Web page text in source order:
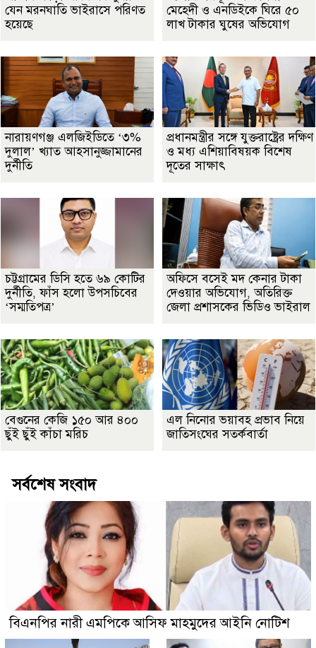
যেন মরনঘাতি ভাইরাসে পরিণত
হয়েছে
মেহেদী ও এনডিইকে ঘিরে ৫০
লাখ টাকার ঘুষের অভিযোগ
নারায়ণগঞ্জ এলজিইডিতে ‘৩%
দুলাল’ খ্যাত আহসানুজ্জামানের
দুর্নীতি
প্রধানমন্ত্রীর সঙ্গে যুক্তরাষ্ট্রের দক্ষিণ
ও মধ্য এশিয়াবিষয়ক বিশেষ
দূতের সাক্ষাৎ
চট্টগ্রামের ডিসি হতে ৬৯ কোটির
দুর্নীতি, ফাঁস হলো উপসচিবের
‘সম্মতিপত্র’
অফিসে বসেই মদ কেনার টাকা
দেওয়ার অভিযোগ, অতিরিক্ত
জেলা প্রশাসকের ভিডিও ভাইরাল
বেগুনের কেজি ১৫০ আর ৪০০
ছুঁই ছুঁই কাঁচা মরিচ
এল নিনোর ভয়াবহ প্রভাব নিয়ে
জাতিসংঘের সতর্কবার্তা
সর্বশেষ সংবাদ
বিএনপির নারী এমপিকে আসিফ মাহমুদের আইনি নোটিশ